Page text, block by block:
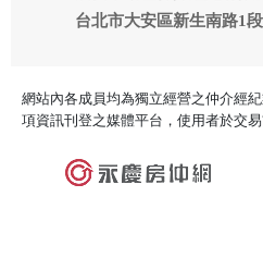
台北市大安區新生南路1
網站內各成員均為獨立經營之仲介經
項資訊刊登之媒體平台，使用者於交